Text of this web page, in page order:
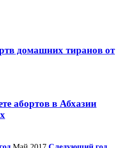
домашних тиранов от
абортов в Абхазии